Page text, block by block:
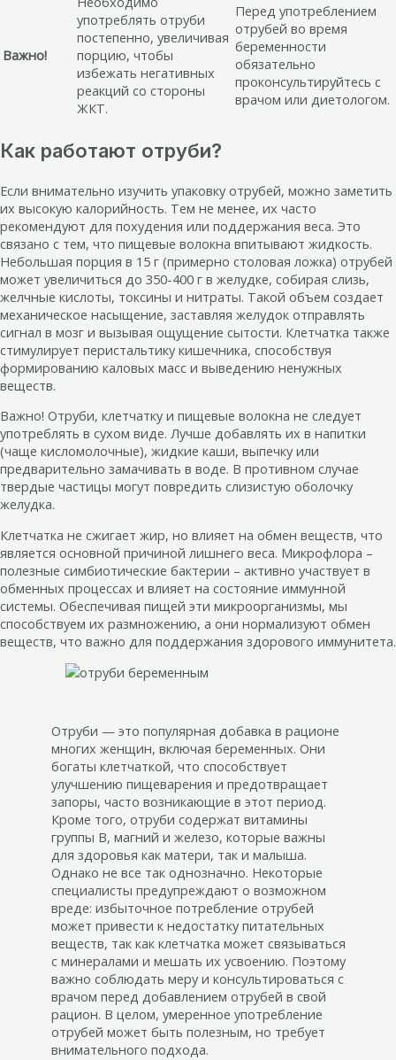
Важно!
употреблять отруби
постепенно, увеличивая
порцию, чтобы
избежать негативных
реакций со стороны
ЖКТ.
Перед употреблением
отрубей во время
беременности
обязательно
проконсультируйтесь с
врачом или диетологом.
Как работают отруби?
Если внимательно изучить упаковку отрубей, можно заметить
их высокую калорийность. Тем не менее, их часто
рекомендуют для похудения или поддержания веса. Это
связано с тем, что пищевые волокна впитывают жидкость.
Небольшая порция в 15 г (примерно столовая ложка) отрубей
может увеличиться до 350-400 г в желудке, собирая слизь,
желчные кислоты, токсины и нитраты. Такой объем создает
механическое насыщение, заставляя желудок отправлять
сигнал в мозг и вызывая ощущение сытости. Клетчатка также
стимулирует перистальтику кишечника, способствуя
формированию каловых масс и выведению ненужных
веществ.
Важно! Отруби, клетчатку и пищевые волокна не следует
употреблять в сухом виде. Лучше добавлять их в напитки
(чаще кисломолочные), жидкие каши, выпечку или
предварительно замачивать в воде. В противном случае
твердые частицы могут повредить слизистую оболочку
желудка.
Клетчатка не сжигает жир, но влияет на обмен веществ, что
является основной причиной лишнего веса. Микрофлора –
полезные симбиотические бактерии – активно участвует в
обменных процессах и влияет на состояние иммунной
системы. Обеспечивая пищей эти микроорганизмы, мы
способствуем их размножению, а они нормализуют обмен
веществ, что важно для поддержания здорового иммунитета.
Отруби — это популярная добавка в рационе
многих женщин, включая беременных. Они
богаты клетчаткой, что способствует
улучшению пищеварения и предотвращает
запоры, часто возникающие в этот период.
Кроме того, отруби содержат витамины
группы B, магний и железо, которые важны
для здоровья как матери, так и малыша.
Однако не все так однозначно. Некоторые
специалисты предупреждают о возможном
вреде: избыточное потребление отрубей
может привести к недостатку питательных
веществ, так как клетчатка может связываться
с минералами и мешать их усвоению. Поэтому
важно соблюдать меру и консультироваться с
врачом перед добавлением отрубей в свой
рацион. В целом, умеренное употребление
отрубей может быть полезным, но требует
внимательного подхода.